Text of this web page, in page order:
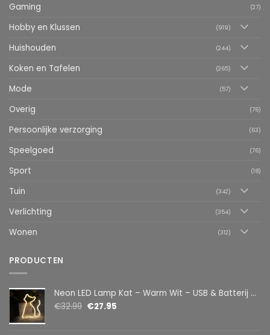
Gaming (27)
Hobby en Klussen (919)
Huishouden (244)
Koken en Tafelen (265)
Mode (57)
Overig (76)
Persoonlijke verzorging (63)
Speelgoed (76)
Sport (18)
Tuin (342)
Verlichting (354)
Wonen (312)
PRODUCTEN
Neon LED Lamp Kat – Warm Wit – USB & Batterij – Decoratieve Tafellamp voor Kinderkamer – 28,5 x 24,5 cm
€32.99 €27.95